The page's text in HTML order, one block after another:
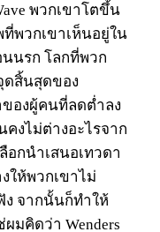
พวกเขาโตขึ้น
พวกเขาเห็นอยู่ใน
นรก โลกที่พวก
ดสิ้นสุดของ
ของผู้คนที่ลดต่ำลง
คงไม่ต่างอะไรจาก
อกนำเสนอเทวดา
ให้พวกเขาไม่
ง จากนั้นก็ทำให้
มคิดว่า Wenders